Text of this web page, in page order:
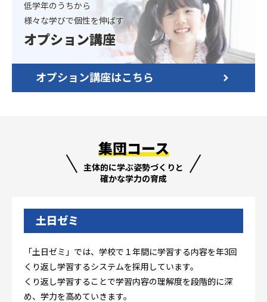
低学年のうちから
様々な学びで個性を伸ばす
オプション講座
オプション講座はこちら
集団コース
主体的に学ぶ姿勢づくりと
確かな学力の育成
土日ゼミ
「土日ゼミ」では、学校で１年間に学習する内容を年3回
くり返し学習するシステムを採用しています。
くり返し学習することで学習内容の理解度を段階的に深
め、学力を高めていきます。